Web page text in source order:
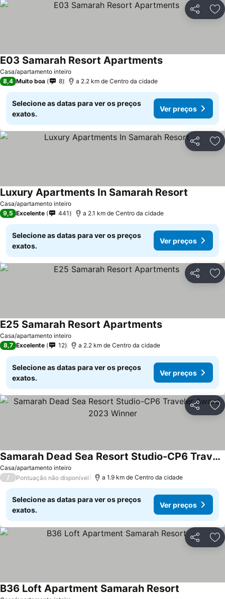
Partilhar
Casa/apartamento inteiro
E03 Samarah Resort Apartments
8,4 Muito boa 8 a 2.2 km de Centro da cidade
Selecione as datas para ver os preços
exatos.
Ver preços
Partilhar
Casa/apartamento inteiro
Luxury Apartments In Samarah Resort
9,5 Excelente 441 a 2.1 km de Centro da cidade
Selecione as datas para ver os preços
exatos.
Ver preços
Partilhar
Casa/apartamento inteiro
E25 Samarah Resort Apartments
8,7 Excelente 12 a 2.2 km de Centro da cidade
Selecione as datas para ver os preços
exatos.
Ver preços
Partilhar
Casa/apartamento inteiro
Samarah Dead Sea Resort Studio-CP6 Traveler Award 2023 Winner
/ Pontuação não disponível a 1.9 km de Centro da cidade
Selecione as datas para ver os preços
exatos.
Ver preços
Partilhar
B36 Loft Apartment Samarah Resort